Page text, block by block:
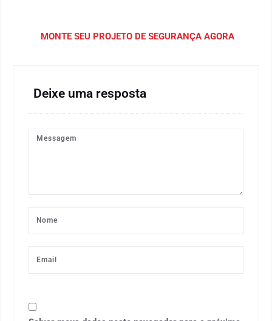
MONTE SEU PROJETO DE SEGURANÇA AGORA
Deixe uma resposta